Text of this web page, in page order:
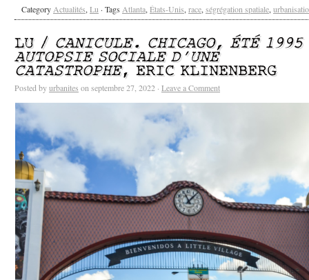
Category Actualités, Lu · Tags Atlanta, États-Unis, race, ségrégation spatiale,
LU / CANICULE. CHICAGO, ÉTÉ
AUTOPSIE SOCIALE D’UNE
CATASTROPHE, ERIC KLINENBERG
Posted byurbanites on septembre 27, 2022 · Leave a Comment